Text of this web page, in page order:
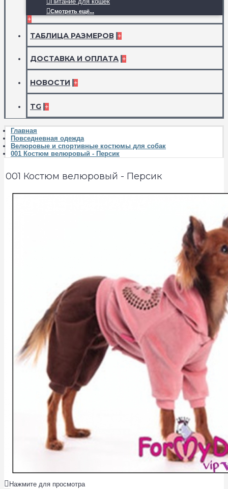
Смотреть ещё...
+
ТАБЛИЦА РАЗМЕРОВ +
ДОСТАВКА И ОПЛАТА +
НОВОСТИ +
TG +
Главная
Повседневная одежда
Велюровые и спортивные костюмы для собак
001 Костюм велюровый - Персик
001 Костюм велюровый - Персик
Нажмите для просмотра